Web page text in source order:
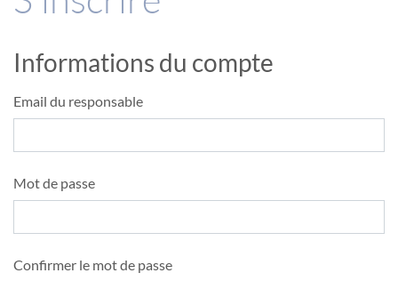
Informations du compte
Email du responsable
Mot de passe
Confirmer le mot de passe